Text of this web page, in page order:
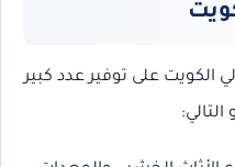
على توفير عدد كبير